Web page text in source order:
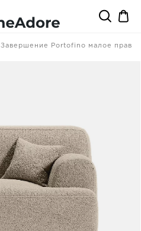
Завершение Portofino малое